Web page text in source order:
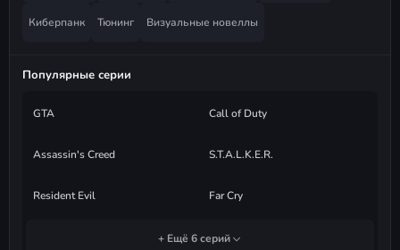
Киберпанк Тюнинг Визуальные новеллы
Популярные серии
GTA Call of Duty
Assassin's Creed S.T.A.L.K.E.R.
Resident Evil Far Cry
+ Ещё 6 серий